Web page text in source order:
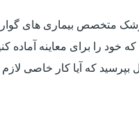
پزشک متخصص بیماری های
را برای معاینه آماده
بپرسید که آیا کار خاصی